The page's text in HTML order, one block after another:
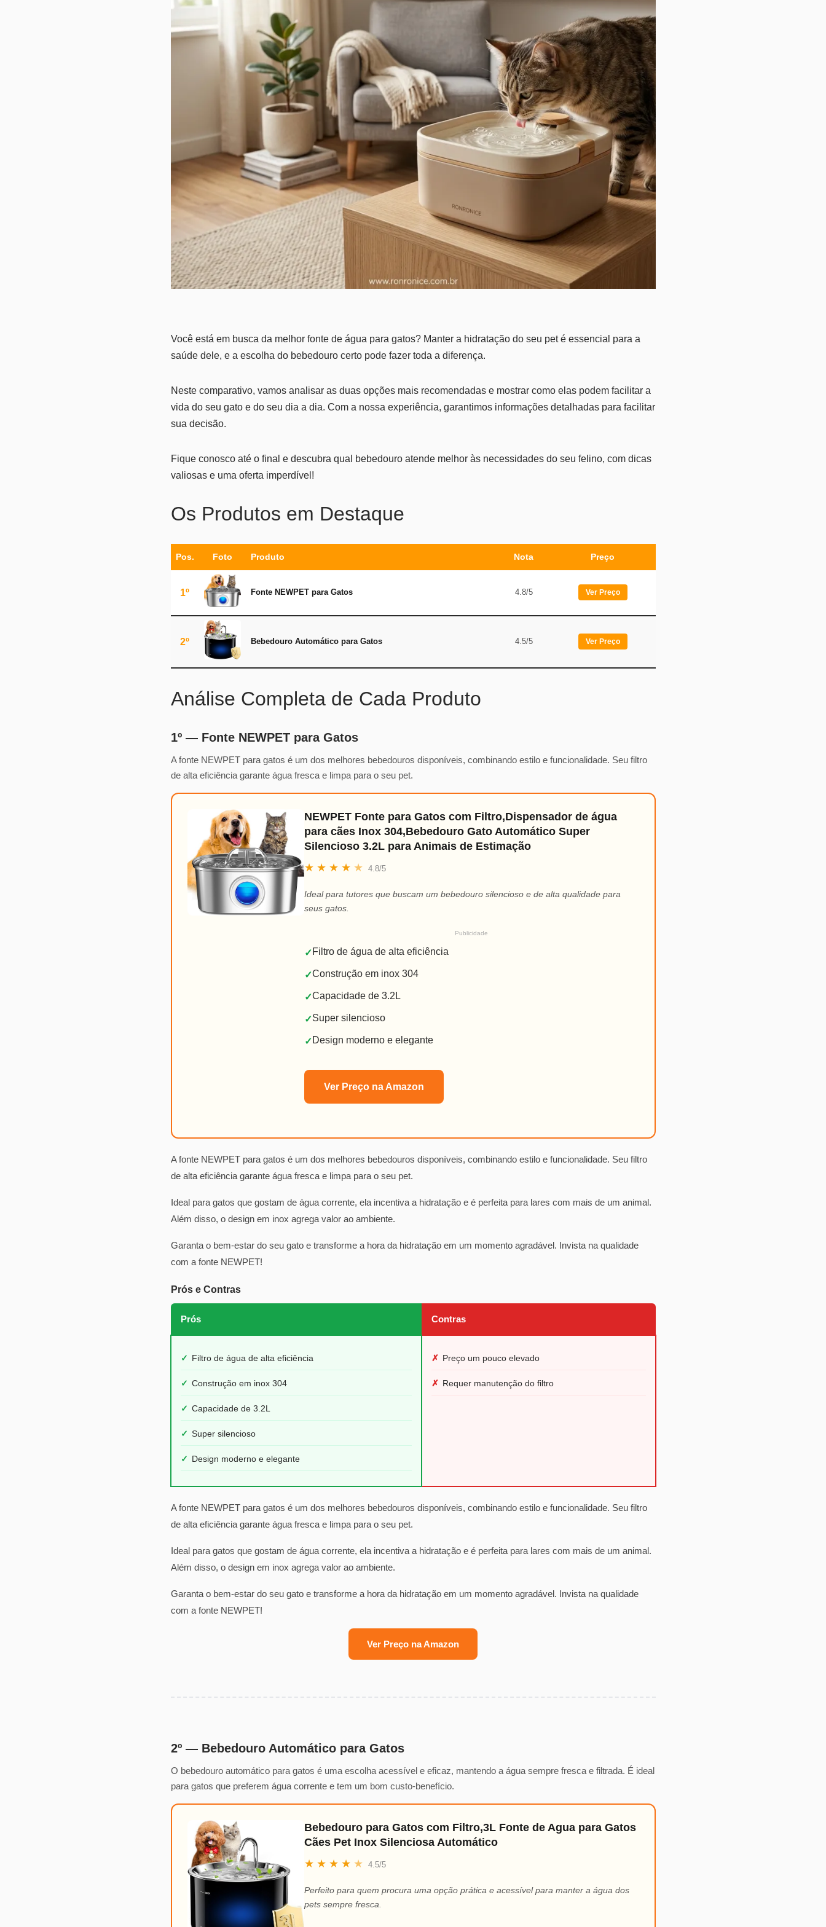
Você está em busca da melhor fonte de água para gatos? Manter a hidratação do seu pet é essencial para a
saúde dele, e a escolha do bebedouro certo pode fazer toda a diferença.
Neste comparativo, vamos analisar as duas opções mais recomendadas e mostrar como elas podem facilitar a
vida do seu gato e do seu dia a dia. Com a nossa experiência, garantimos informações detalhadas para facilitar
sua decisão.
Fique conosco até o final e descubra qual bebedouro atende melhor às necessidades do seu felino, com dicas
valiosas e uma oferta imperdível!
Os Produtos em Destaque
Pos. Foto Produto Nota Preço
1º Fonte NEWPET para Gatos 4.8/5 Ver Preço
2º Bebedouro Automático para Gatos 4.5/5 Ver Preço
Análise Completa de Cada Produto
1º — Fonte NEWPET para Gatos
A fonte NEWPET para gatos é um dos melhores bebedouros disponíveis, combinando estilo e funcionalidade. Seu filtro
de alta eficiência garante água fresca e limpa para o seu pet.
NEWPET Fonte para Gatos com Filtro,Dispensador de água
para cães Inox 304,Bebedouro Gato Automático Super
Silencioso 3.2L para Animais de Estimação
★ ★ ★ ★ ★ 4.8/5
Ideal para tutores que buscam um bebedouro silencioso e de alta qualidade para
seus gatos.
Publicidade
✓Filtro de água de alta eficiência
✓Construção em inox 304
✓Capacidade de 3.2L
✓Super silencioso
✓Design moderno e elegante
Ver Preço na Amazon
A fonte NEWPET para gatos é um dos melhores bebedouros disponíveis, combinando estilo e funcionalidade. Seu filtro
de alta eficiência garante água fresca e limpa para o seu pet.
Ideal para gatos que gostam de água corrente, ela incentiva a hidratação e é perfeita para lares com mais de um animal.
Além disso, o design em inox agrega valor ao ambiente.
Garanta o bem-estar do seu gato e transforme a hora da hidratação em um momento agradável. Invista na qualidade
com a fonte NEWPET!
Prós e Contras
Prós Contras
✓ Filtro de água de alta eficiência
✓ Construção em inox 304
✓ Capacidade de 3.2L
✓ Super silencioso
✓ Design moderno e elegante
✗ Preço um pouco elevado
✗ Requer manutenção do filtro
A fonte NEWPET para gatos é um dos melhores bebedouros disponíveis, combinando estilo e funcionalidade. Seu filtro
de alta eficiência garante água fresca e limpa para o seu pet.
Ideal para gatos que gostam de água corrente, ela incentiva a hidratação e é perfeita para lares com mais de um animal.
Além disso, o design em inox agrega valor ao ambiente.
Garanta o bem-estar do seu gato e transforme a hora da hidratação em um momento agradável. Invista na qualidade
com a fonte NEWPET!
Ver Preço na Amazon
2º — Bebedouro Automático para Gatos
O bebedouro automático para gatos é uma escolha acessível e eficaz, mantendo a água sempre fresca e filtrada. É ideal
para gatos que preferem água corrente e tem um bom custo-benefício.
Bebedouro para Gatos com Filtro,3L Fonte de Agua para Gatos
Cães Pet Inox Silenciosa Automático
★ ★ ★ ★ ★ 4.5/5
Perfeito para quem procura uma opção prática e acessível para manter a água dos
pets sempre fresca.